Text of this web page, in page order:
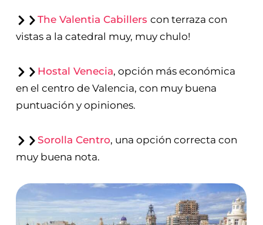
The Valentia Cabillerscon terraza con
vistas a la catedral muy, muy chulo!
Hostal Venecia, opción más económica
en el centro de Valencia, con muy buena
puntuación y opiniones.
Sorolla Centro, una opción correcta con
muy buena nota.